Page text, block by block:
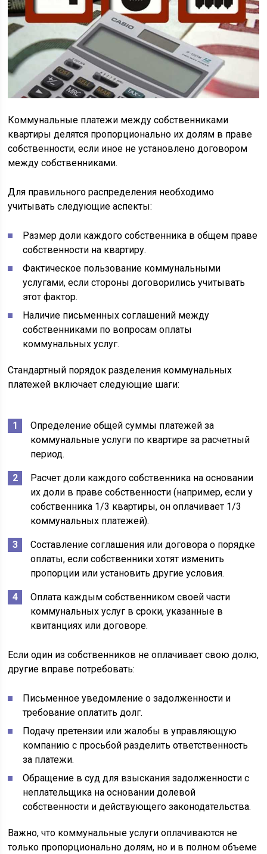
Коммунальные платежи между собственниками
квартиры делятся пропорционально их долям в праве
собственности, если иное не установлено договором
между собственниками.
Для правильного распределения необходимо
учитывать следующие аспекты:
Размер доли каждого собственника в общем праве
собственности на квартиру.
Фактическое пользование коммунальными
услугами, если стороны договорились учитывать
этот фактор.
Наличие письменных соглашений между
собственниками по вопросам оплаты
коммунальных услуг.
Стандартный порядок разделения коммунальных
платежей включает следующие шаги:
Определение общей суммы платежей за
коммунальные услуги по квартире за расчетный
период.
Расчет доли каждого собственника на основании
их доли в праве собственности (например, если у
собственника 1/3 квартиры, он оплачивает 1/3
коммунальных платежей).
Составление соглашения или договора о порядке
оплаты, если собственники хотят изменить
пропорции или установить другие условия.
Оплата каждым собственником своей части
коммунальных услуг в сроки, указанные в
квитанциях или договоре.
Если один из собственников не оплачивает свою долю,
другие вправе потребовать:
Письменное уведомление о задолженности и
требование оплатить долг.
Подачу претензии или жалобы в управляющую
компанию с просьбой разделить ответственность
за платежи.
Обращение в суд для взыскания задолженности с
неплательщика на основании долевой
собственности и действующего законодательства.
Важно, что коммунальные услуги оплачиваются не
только пропорционально долям, но и в полном объеме